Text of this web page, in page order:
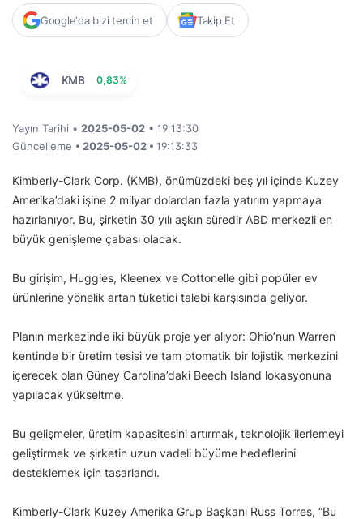
Google'da bizi tercih et Takip Et
KMB 0,83%
Yayın Tarihi • 2025-05-02 • 19:13:30
Güncelleme • 2025-05-02 • 19:13:33
Kimberly-Clark Corp. (KMB), önümüzdeki beş yıl içinde Kuzey
Amerika’daki işine 2 milyar dolardan fazla yatırım yapmaya
hazırlanıyor. Bu, şirketin 30 yılı aşkın süredir ABD merkezli en
büyük genişleme çabası olacak.
Bu girişim, Huggies, Kleenex ve Cottonelle gibi popüler ev
ürünlerine yönelik artan tüketici talebi karşısında geliyor.
Planın merkezinde iki büyük proje yer alıyor: Ohio’nun Warren
kentinde bir üretim tesisi ve tam otomatik bir lojistik merkezini
içerecek olan Güney Carolina’daki Beech Island lokasyonuna
yapılacak yükseltme.
Bu gelişmeler, üretim kapasitesini artırmak, teknolojik ilerlemeyi
geliştirmek ve şirketin uzun vadeli büyüme hedeflerini
desteklemek için tasarlandı.
Kimberly-Clark Kuzey Amerika Grup Başkanı Russ Torres, “Bu